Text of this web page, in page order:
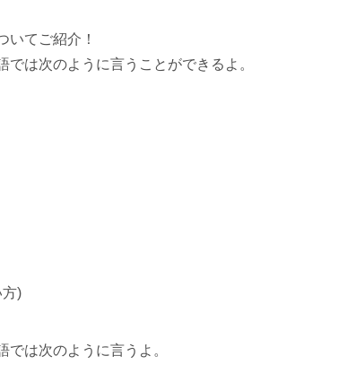
いてご紹介！
では次のように言うことができるよ。
)
では次のように言うよ。